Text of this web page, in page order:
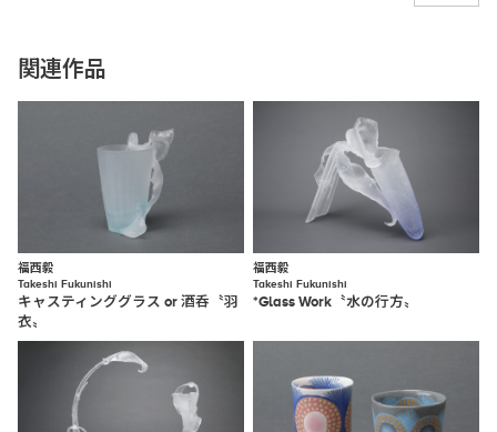
関連作品
福西毅
Takeshi Fukunishi
キャスティンググラス or 酒呑〝羽
衣〟
福西毅
Takeshi Fukunishi
*Glass Work〝水の行方〟